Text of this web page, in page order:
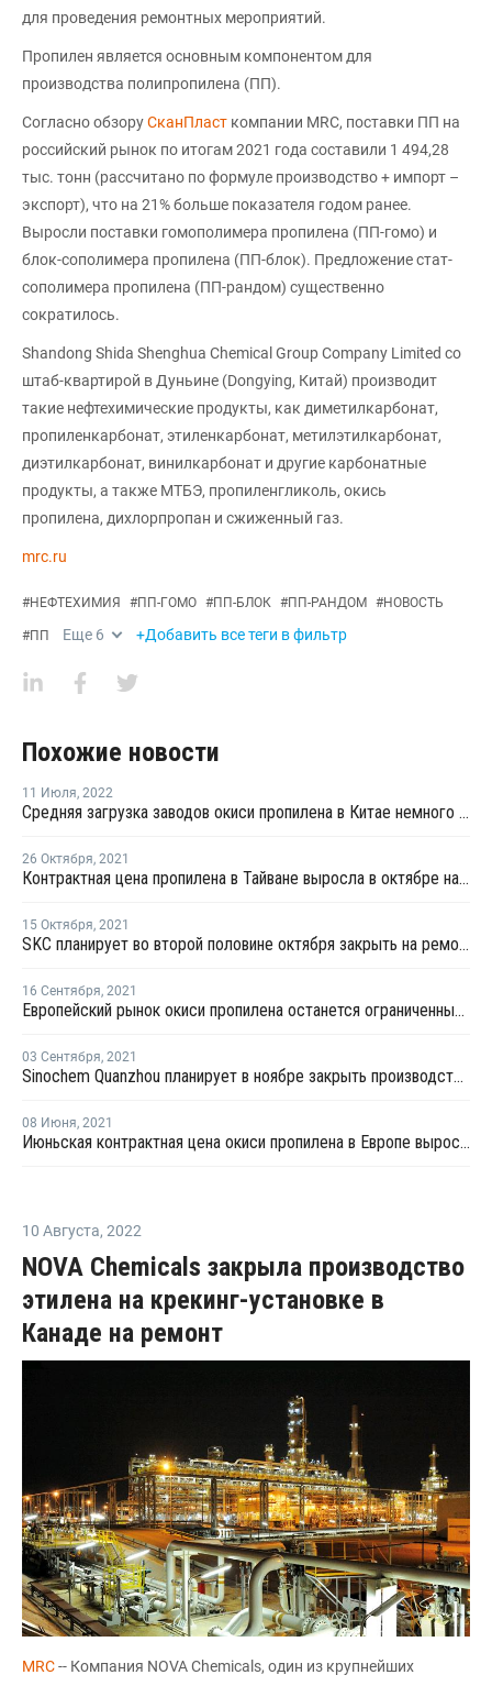
для проведения ремонтных мероприятий.
Пропилен является основным компонентом для
производства полипропилена (ПП).
Согласно обзоруСканПласт компании MRC, поставки ПП на
российский рынок по итогам 2021 года составили 1 494,28
тыс. тонн (рассчитано по формуле производство + импорт –
экспорт), что на 21% больше показателя годом ранее.
Выросли поставки гомополимера пропилена (ПП-гомо) и
блок-сополимера пропилена (ПП-блок). Предложение стат-
сополимера пропилена (ПП-рандом) существенно
сократилось.
Shandong Shida Shenghua Chemical Group Company Limited со
штаб-квартирой в Дуньине (Dongying, Китай) производит
такие нефтехимические продукты, как диметилкарбонат,
пропиленкарбонат, этиленкарбонат, метилэтилкарбонат,
диэтилкарбонат, винилкарбонат и другие карбонатные
продукты, а также МТБЭ, пропиленгликоль, окись
пропилена, дихлорпропан и сжиженный газ.
mrc.ru
#НЕФТЕХИМИЯ #ПП-ГОМО #ПП-БЛОК #ПП-РАНДОМ #НОВОСТЬ
#ПП Еще 6 +Добавить все теги в фильтр
Похожие новости
11 Июля, 2022
Средняя загрузка заводов окиси пропилена в Китае немного выросла
26 Октября, 2021
Контрактная цена пропилена в Тайване выросла в октябре на USD49 за тонну
15 Октября, 2021
SKC планирует во второй половине октября закрыть на ремонт производство окиси пропилена в Ульсане
16 Сентября, 2021
Европейский рынок окиси пропилена останется ограниченным в четвертом квартале
03 Сентября, 2021
Sinochem Quanzhou планирует в ноябре закрыть производство окиси пропилена в Китае
08 Июня, 2021
Июньская контрактная цена окиси пропилена в Европе выросла на EUR32 за тонну
10 Августа, 2022
NOVA Chemicals закрыла производство
этилена на крекинг-установке в
Канаде на ремонт
MRC-- Компания NOVA Chemicals, один из крупнейших